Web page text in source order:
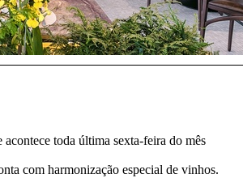
toda última sexta-feira do mês
com harmonização especial de vinhos.